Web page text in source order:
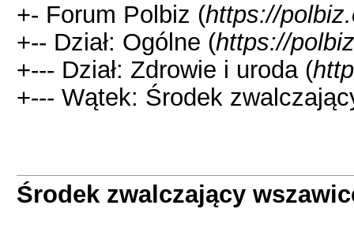
+- Forum Polbiz (https://
+-- Dział: Ogólne (https://
+--- Dział: Zdrowie i uroda (
+--- Wątek: Środek
Środek zwalczający